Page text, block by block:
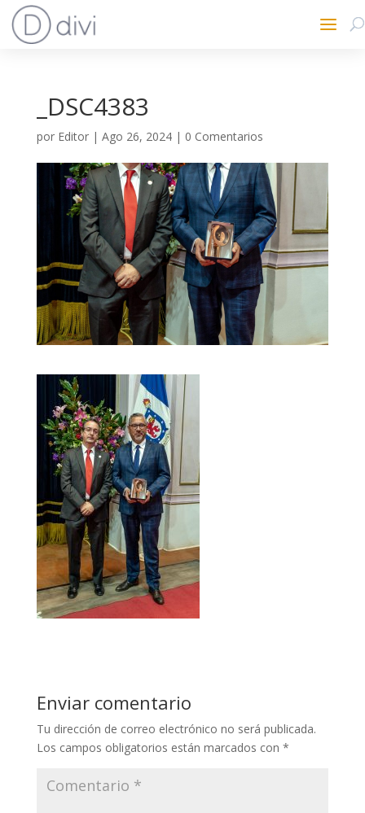
_DSC4383
por Editor| Ago 26, 2024| 0 Comentarios
Enviar comentario
Tu dirección de correo electrónico no será publicada.
Los campos obligatorios están marcados con *